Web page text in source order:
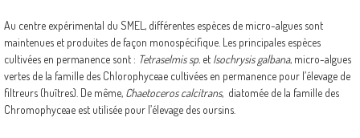
Au centre expérimental du SMEL, différentes espèces de micro-algues sont
maintenues et produites de façon monospécifique. Les principales espèces
cultivées en permanence sont : Tetraselmis sp. et Isochrysis galbana, micro-algues
vertes de la famille des Chlorophyceae cultivées en permanence pour l’élevage de
filtreurs (huîtres). De même, Chaetoceros calcitrans, diatomée de la famille des
Chromophyceae est utilisée pour l’élevage des oursins.